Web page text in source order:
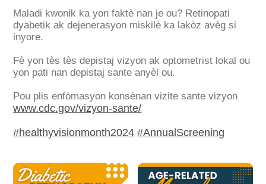
Maladi kwonik ka yon faktè nan je ou? Retinopati
dyabetik ak dejenerasyon miskilè ka lakòz avèg si
inyore.
Fè yon tès tès depistaj vizyon ak optometrist lokal ou
yon pati nan depistaj sante anyèl ou.
Pou plis enfòmasyon konsènan vizite sante vizyon
www.cdc.gov/vizyon-sante/
#healthyvisionmonth2024 #AnnualScreening